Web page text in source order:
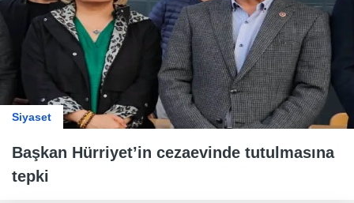
Siyaset
Başkan Hürriyet’in cezaevinde tutulmasına
tepki